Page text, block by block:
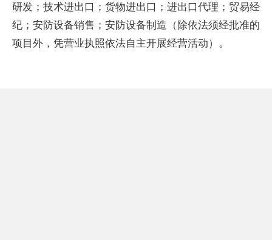
研发；技术进出口；货物进出口；进出口代理；贸易经
纪；安防设备销售；安防设备制造（除依法须经批准的
项目外，凭营业执照依法自主开展经营活动）。